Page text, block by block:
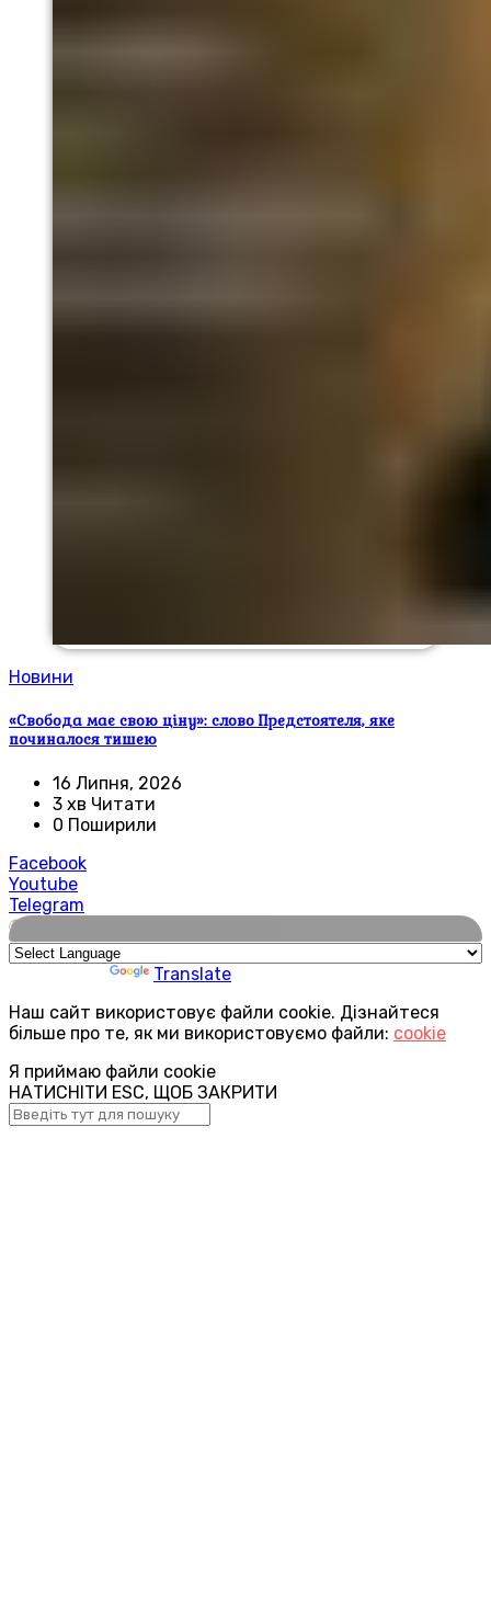
Новини
«Свобода має свою ціну»: слово Предстоятеля, яке
починалося тишею
16 Липня, 2026
3 хв Читати
0 Поширили
Facebook
Youtube
Telegram
🌍
Translate
Наш сайт використовує файли cookie. Дізнайтеся
більше про те, як ми використовуємо файли: cookie
Я приймаю файли cookie
НАТИСНІТИ ESC, ЩОБ ЗАКРИТИ